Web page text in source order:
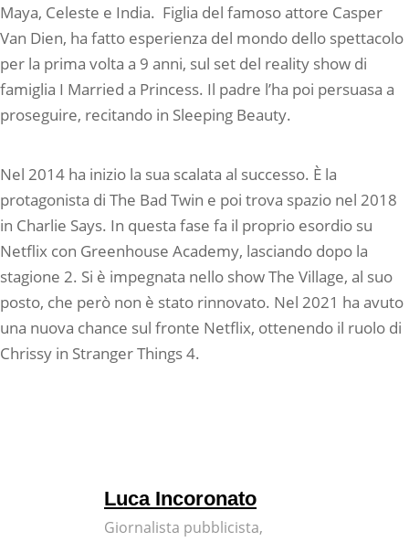
Maya, Celeste e India. Figlia del famoso attore Casper
Van Dien, ha fatto esperienza del mondo dello spettacolo
per la prima volta a 9 anni, sul set del reality show di
famiglia I Married a Princess. Il padre l’ha poi persuasa a
proseguire, recitando in Sleeping Beauty.
Nel 2014 ha inizio la sua scalata al successo. È la
protagonista di The Bad Twin e poi trova spazio nel 2018
in Charlie Says. In questa fase fa il proprio esordio su
Netflix con Greenhouse Academy, lasciando dopo la
stagione 2. Si è impegnata nello show The Village, al suo
posto, che però non è stato rinnovato. Nel 2021 ha avuto
una nuova chance sul fronte Netflix, ottenendo il ruolo di
Chrissy in Stranger Things 4.
Luca Incoronato
Giornalista pubblicista,